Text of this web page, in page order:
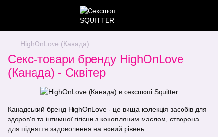
HighOnLove (Канада)
Секс-товари бренду HighOnLove
(Канада) - Сквітер
Канадський бренд HighOnLove - це вища колекція засобів для
здоров'я та інтимної гігієни з конопляним маслом, створена
для підняття задоволення на новий рівень.